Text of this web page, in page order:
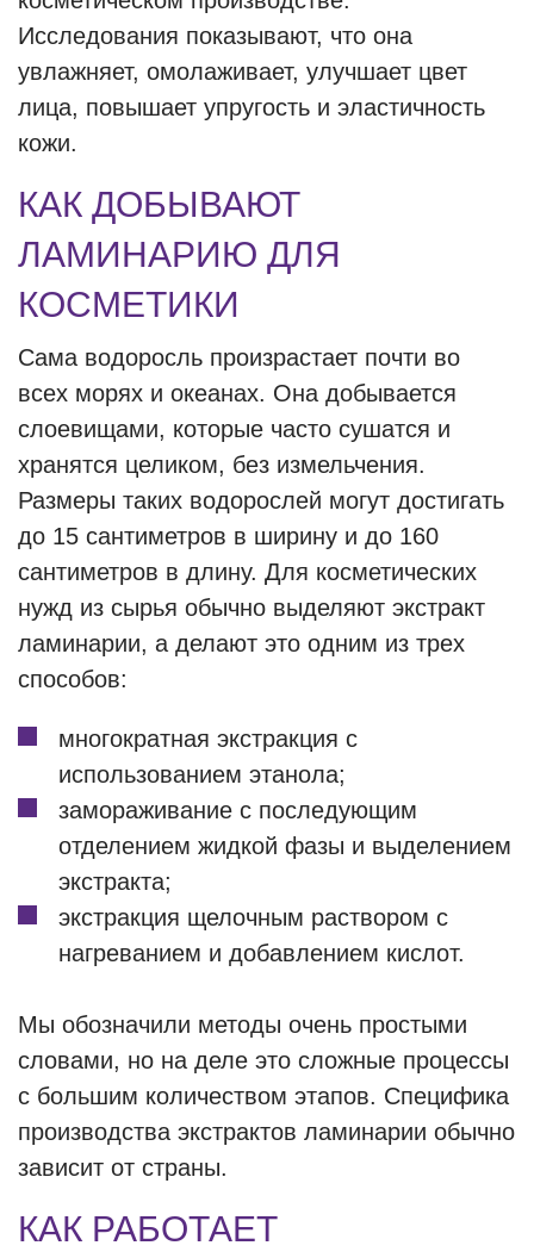
Исследования показывают, что она
увлажняет, омолаживает, улучшает цвет
лица, повышает упругость и эластичность
кожи.
КАК ДОБЫВАЮТ
ЛАМИНАРИЮ ДЛЯ
КОСМЕТИКИ
Сама водоросль произрастает почти во
всех морях и океанах. Она добывается
слоевищами, которые часто сушатся и
хранятся целиком, без измельчения.
Размеры таких водорослей могут достигать
до 15 сантиметров в ширину и до 160
сантиметров в длину. Для косметических
нужд из сырья обычно выделяют экстракт
ламинарии, а делают это одним из трех
способов:
многократная экстракция с
использованием этанола;
замораживание с последующим
отделением жидкой фазы и выделением
экстракта;
экстракция щелочным раствором с
нагреванием и добавлением кислот.
Мы обозначили методы очень простыми
словами, но на деле это сложные процессы
с большим количеством этапов. Специфика
производства экстрактов ламинарии обычно
зависит от страны.
КАК РАБОТАЕТ